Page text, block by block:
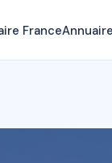
France